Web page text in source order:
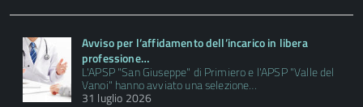
Avviso per l’affidamento dell’incarico in libera
professione…
L'APSP "San Giuseppe" di Primiero e l'APSP "Valle del
Vanoi" hanno avviato una selezione…
31 luglio 2026